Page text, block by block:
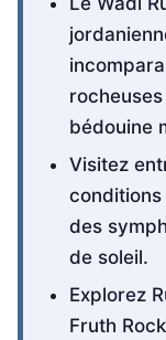
bédouine
Visitez
des
de soleil.
Explorez
Fruth